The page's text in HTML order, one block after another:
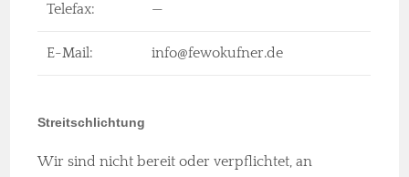
Telefax: —
E-Mail: info@fewokufner.de
Streitschlichtung
Wir sind nicht bereit oder verpflichtet, an